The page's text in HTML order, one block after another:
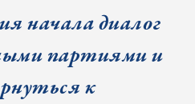
начала диалог
партиями и
к